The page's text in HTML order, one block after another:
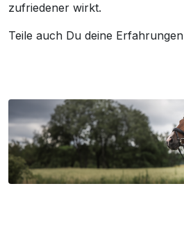
zufriedener wirkt.
Teile auch Du deine